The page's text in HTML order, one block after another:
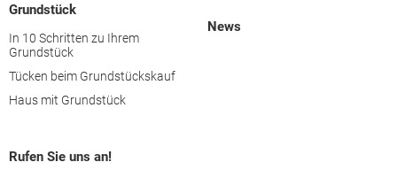
Grundstück
In 10 Schritten zu Ihrem
Grundstück
Tücken beim Grundstückskauf
Haus mit Grundstück
News
Rufen Sie uns an!